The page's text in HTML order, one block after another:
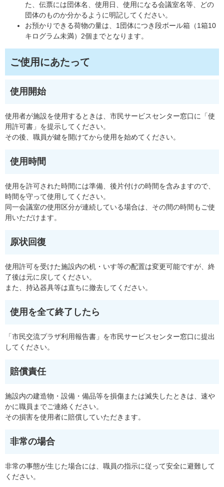
た、伝票には団体名、使用日、使用になる会議室名等、どの
団体のものか分かるように明記してください。
お預かりできる荷物の量は、1団体につき段ボール箱（1箱10
キログラム未満）2個までとなります。
ご使用にあたって
使用開始
使用者が施設を使用するときは、市民サービスセンター窓口に「使
用許可書」を提示してください。
その後、職員が鍵を開けてから使用を始めてください。
使用時間
使用を許可された時間には準備、後片付けの時間を含みますので、
時間を守って使用してください。
同一会議室の使用区分が連続している場合は、その間の時間もご使
用いただけます。
原状回復
使用許可を受けた施設内の机・いす等の配置は変更可能ですが、終
了後は元に戻してください。
また、持込器具等は直ちに撤去してください。
使用を全て終了したら
「市民交流プラザ利用報告書」を市民サービスセンター窓口に提出
してください。
賠償責任
施設内の建造物・設備・備品等を損傷または滅失したときは、速や
かに職員までご連絡ください。
その損害を使用者に賠償していただきます。
非常の場合
非常の事態が生じた場合には、職員の指示に従って安全に避難して
ください。